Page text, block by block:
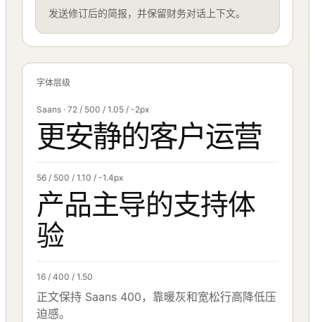
发送修订后的简报，并保留财务对话上下文。
字体层级
Saans · 72 / 500 / 1.05 / -2px
更安静的客户运营
56 / 500 / 1.10 / -1.4px
产品主导的支持体
验
16 / 400 / 1.50
正文保持 Saans 400，靠暖灰和宽松行高降低压
迫感。